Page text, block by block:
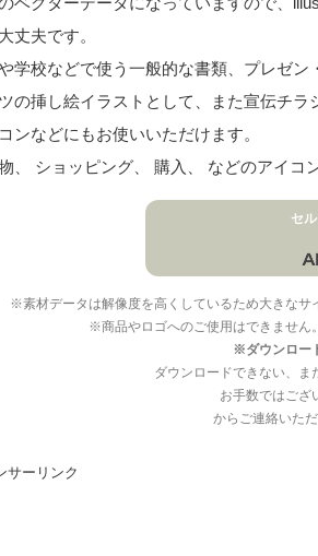
丈夫です。
学校などで使う一般的な書類、プレゼ
の挿し絵イラストとして、また宣伝チ
ンなどにもお使いいただけます。
、 ショッピング、 購入、 などのアイ
セ
※素材データは解像度を高くしているため大きな
※商品やロゴへのご使用はできません
※ダウンロー
ダウンロードできない、
お手数ではござ
からご連絡いた
サーリンク